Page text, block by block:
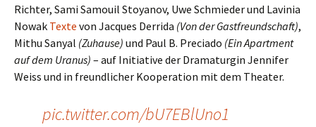
Richter, Sami Samouil Stoyanov, Uwe Schmieder und Lavinia
Nowak Texte von Jacques Derrida (Von der Gastfreundschaft),
Mithu Sanyal (Zuhause) und Paul B. Preciado (Ein Apartment
auf dem Uranus) – auf Initiative der Dramaturgin Jennifer
Weiss und in freundlicher Kooperation mit dem Theater.
pic.twitter.com/bU7EBlUno1